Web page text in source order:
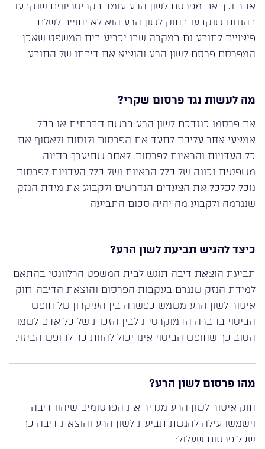
אחר וכך אם מפרסם לשון הרע עומד בקריטריונים שנקבעו
בהגנות שנקבעו בחוק לשון הרע הוא לא יחוייב לשלם
פיצויים לתובע גם במקרה שבו יכריע בית המשפט שאכן
המפרסם פרסם לשון הרע והוציא את דיבתו של התובע.
מה לעשות נגד פרסום שקרי?
אם פרסמו כנגדכם לשון הרע ברשת חברתית או בכל
אמצעי אחר עליכם לתעד את הפרסום ולנסות ולאסוף את
כל העדויות והראיות לפרסום. לאחר שתיערך בחינה
משפטית נכונה של כלל הראיות ושל כלל העדויות לפרסום
נוכל לכלכל את הצעדים הנדרשים ולקבוע את מידת הנזק
שנגרמה ולקבוע מה יהיה סכום התביעה.
כיצד להגיש תביעת לשון הרע?
תביעת הוצאת דיבה תוגש לבית המשפט הרלוונטי בהתאם
למידת הנזק שנגרם בעקבות הפרסום והוצאת הדיבה. חוק
איסור לשון הרע משמש כפשרה בין העיקרון של חופש
הביטוי בחברה הדמוקרטית לבין הזכות של כל אדם לשמו
הטוב כך שחופש הביטוי אינו יכול להוות כר לחופש הביזוי.
מהו פרסום לשון הרע?
חוק איסור לשון הרע מגדיר את הפרסומים שיהוו דיבה
וישמשו עילה להגשת תביעת לשון הרע והוצאת דיבה כך
שכל פרסום שעלול: